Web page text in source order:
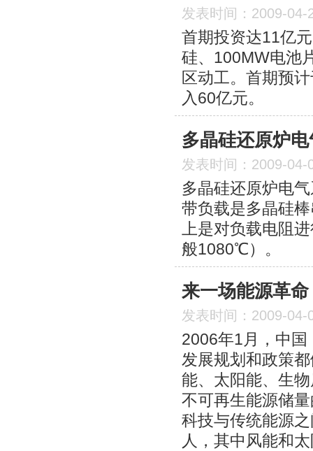
发表时间：2009-04-
首期投资达11亿
硅、100MW电池
区动工。首期预
入60亿元。
多晶硅还原炉
发表时间：2009-04-
多晶硅还原炉电
带负载是多晶硅
上是对负载电阻
般1080℃）。
来一场能源革命
发表时间：2009-04-
2006年1月，中
发展规划和政策
能、太阳能、生
不可再生能源储
科技与传统能源
人，其中风能和